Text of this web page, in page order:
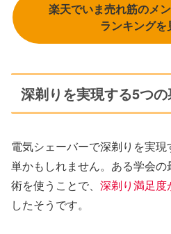
楽天でいま売れ筋のメ
ランキングを
深剃りを実現する5つ
電気シェーバーで深剃りを実
単かもしれません。ある学会
術を使うことで、 深剃り満足度
したそうです。